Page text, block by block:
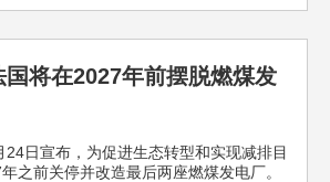
将在2027年前摆脱燃煤发
日宣布，为促进生态转型和实现减排目
之前关停并改造最后两座燃煤发电厂。